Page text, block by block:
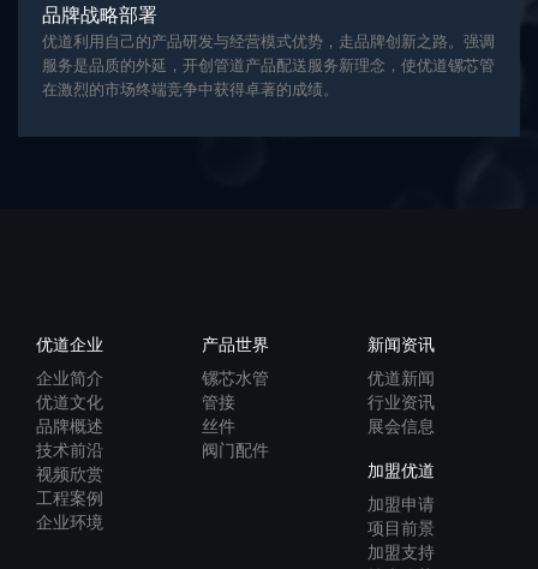
品牌战略部署
优道利用自己的产品研发与经营模式优势，走品牌创新之路。强调
服务是品质的外延，开创管道产品配送服务新理念，使优道镙芯管
在激烈的市场终端竞争中获得卓著的成绩。
优道企业
企业简介
优道文化
品牌概述
技术前沿
视频欣赏
工程案例
企业环境
产品世界
镙芯水管
管接
丝件
阀门配件
新闻资讯
优道新闻
行业资讯
展会信息
加盟优道
加盟申请
项目前景
加盟支持